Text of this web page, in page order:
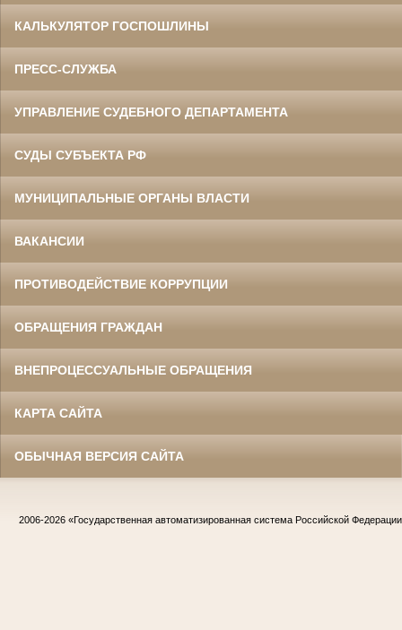
КАЛЬКУЛЯТОР ГОСПОШЛИНЫ
ПРЕСС-СЛУЖБА
УПРАВЛЕНИЕ СУДЕБНОГО ДЕПАРТАМЕНТА
СУДЫ СУБЪЕКТА РФ
МУНИЦИПАЛЬНЫЕ ОРГАНЫ ВЛАСТИ
ВАКАНСИИ
ПРОТИВОДЕЙСТВИЕ КОРРУПЦИИ
ОБРАЩЕНИЯ ГРАЖДАН
ВНЕПРОЦЕССУАЛЬНЫЕ ОБРАЩЕНИЯ
КАРТА САЙТА
ОБЫЧНАЯ ВЕРСИЯ САЙТА
2006-2026 «Государственная автоматизированная система Российской